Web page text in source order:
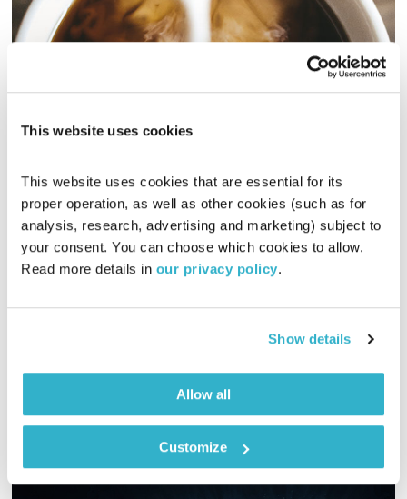
This website uses cookies
This website uses cookies that are essential for its
proper operation, as well as other cookies (such as for
analysis, research, advertising and marketing) subject to
your consent. You can choose which cookies to allow.
Read more details in our privacy policy.
Show details
Allow all
Customize
כל יום מחדש – 22.1.19
כל יום מחדש
אמיר פרי
22.01.19
00:57:20